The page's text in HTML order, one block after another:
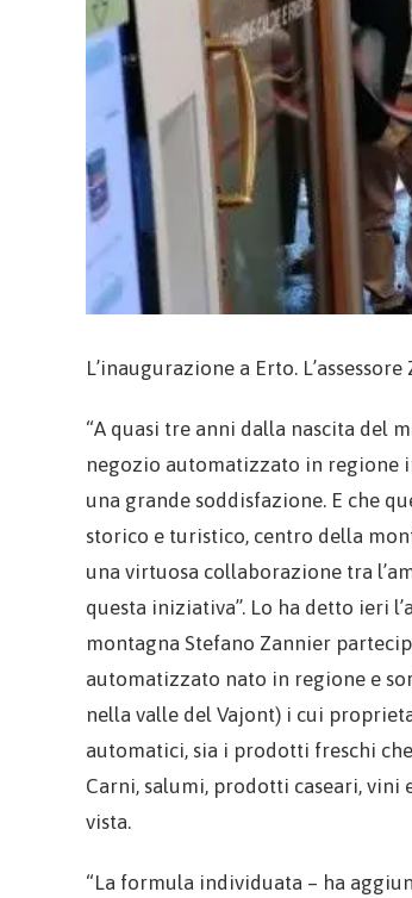
L’inaugurazione a Erto.
“A quasi tre anni dalla nascita del
negozio automatizzato in regione
una grande soddisfazione. E che
storico e turistico, centro della
una virtuosa collaborazione tra
questa iniziativa”. Lo ha detto ieri
montagna Stefano Zannier
automatizzato nato in regione e
nella valle del Vajont) i cui
automatici, sia i prodotti freschi
Carni, salumi, prodotti caseari,
vista.
“La formula individuata – ha